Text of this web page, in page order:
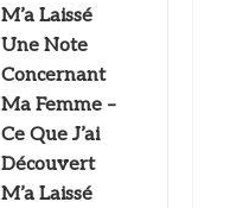
M’a Laissé
Une Note
Concernant
Ma Femme –
Ce Que J’ai
Découvert
M’a Laissé